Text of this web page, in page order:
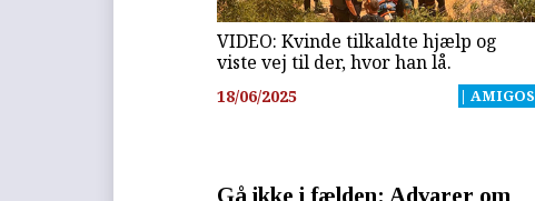
VIDEO: Kvinde tilkaldte hjælp og
viste vej til der, hvor han lå.
18/06/2025 | AMIGOS
Gå ikke i fælden: Advarer om